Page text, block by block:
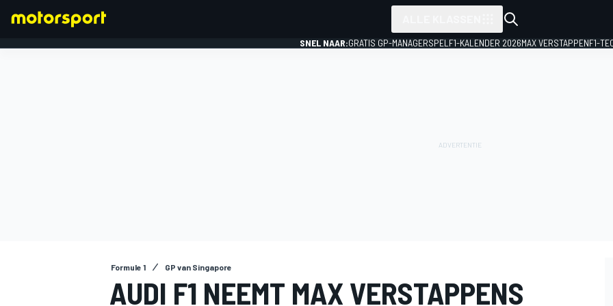
SNEL NAAR:GRATIS GP-MANAGERSPEL F1-KALENDER 2026MAX VERSTAPPENF1-
Formule 1 GP van Singapore
AUDI F1 NEEMT MAX VERSTAPPENS